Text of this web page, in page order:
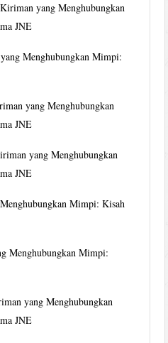
Kiriman yang Menghubungkan
JNE
Menghubungkan Mimpi:
yang Menghubungkan
JNE
yang Menghubungkan
JNE
Mimpi: Kisah
Menghubungkan Mimpi:
yang Menghubungkan
JNE